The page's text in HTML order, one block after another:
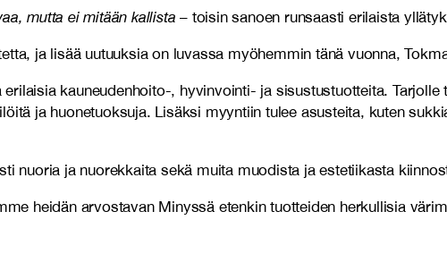
mutta ei mitään kallista – toisin sanoen runsaasti erilaista
ja lisää uutuuksia on luvassa myöhemmin tänä vuonna,
kauneudenhoito-, hyvinvointi- ja sisustustuotteita.
ja huonetuoksuja. Lisäksi myyntiin tulee asusteita, kuten
nuoria ja nuorekkaita sekä muita muodista ja estetiikasta
heidän arvostavan Minyssä etenkin tuotteiden herkullisia